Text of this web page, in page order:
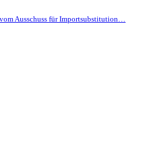
Ausschuss für Importsubstitution…